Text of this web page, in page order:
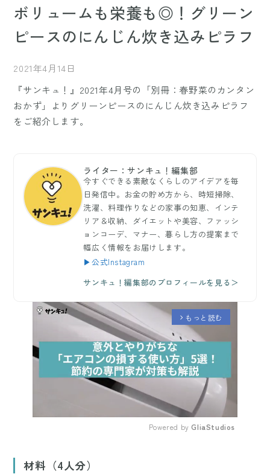
ボリュームも栄養も◎！グリーン
ピースのにんじん炊き込みピラフ
2021年4月14日
『サンキュ！』2021年4月号の「別冊：春野菜のカンタン
おかず」よりグリーンピースのにんじん炊き込みピラフ
をご紹介します。
ライター：サンキュ！編集部
今すぐできる素敵なくらしのアイデアを毎
日発信中。お金の貯め方から、時短掃除、
洗濯、料理作りなどの家事の知恵、インテ
リア＆収納、ダイエットや美容、ファッシ
ョンコーデ、マナー、暮らし方の提案まで
幅広く情報をお届けします。
▶公式Instagram
サンキュ！編集部のプロフィールを見る＞
arrow_forward_ios もっと読む
Powered by GliaStudios
材料（4人分）